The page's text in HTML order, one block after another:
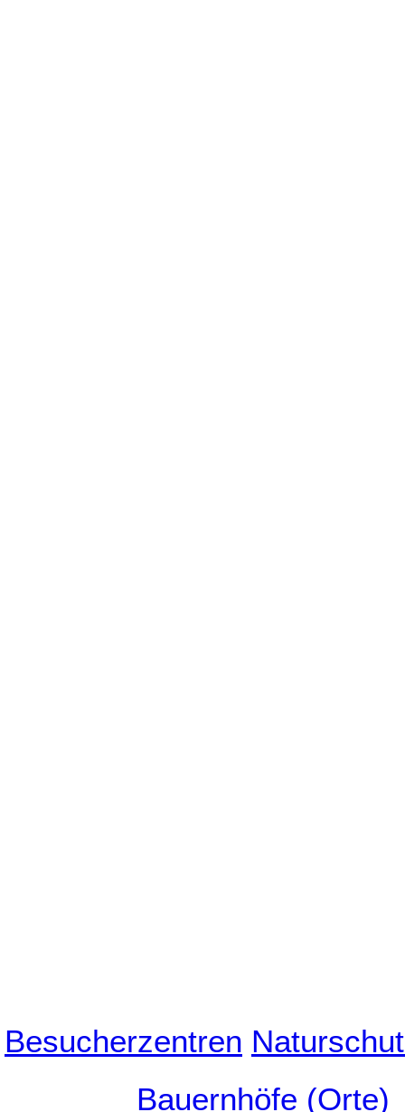
Besucherzentren
Bauernhöfe (Orte)